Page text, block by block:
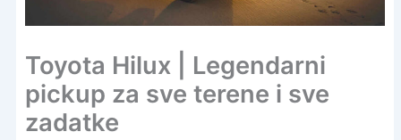
Toyota Hilux | Legendarni
pickup za sve terene i sve
zadatke